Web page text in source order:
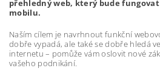
přehledný web, který bude
mobilu.
Naším cílem je navrhnout funkční
dobře vypadá, ale také se dobře hledá
internetu – pomůže vám oslovit nové
vašeho podnikání.